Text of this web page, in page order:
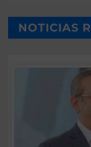
NOTICIAS